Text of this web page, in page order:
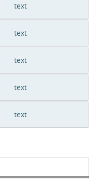
text
text
text
text
text